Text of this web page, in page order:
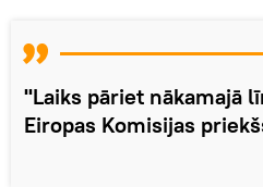
"Laiks pāriet nākamajā
Eiropas Komisijas